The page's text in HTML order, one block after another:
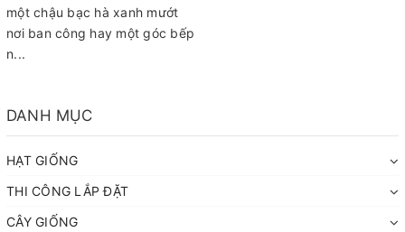
một chậu bạc hà xanh mướt
nơi ban công hay một góc bếp
n...
DANH MỤC
HẠT GIỐNG
THI CÔNG LẮP ĐẶT
CÂY GIỐNG